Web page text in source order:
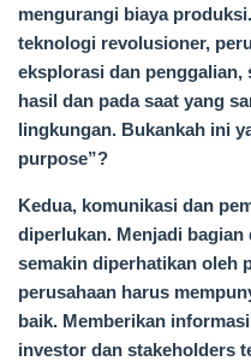
mengurangi biaya
teknologi revolusioner,
eksplorasi dan penggalian,
hasil dan pada saat yang
lingkungan. Bukankah ini
purpose”?
Kedua, komunikasi dan
diperlukan. Menjadi
semakin diperhatikan oleh
perusahaan harus
baik. Memberikan
investor dan stakeholders